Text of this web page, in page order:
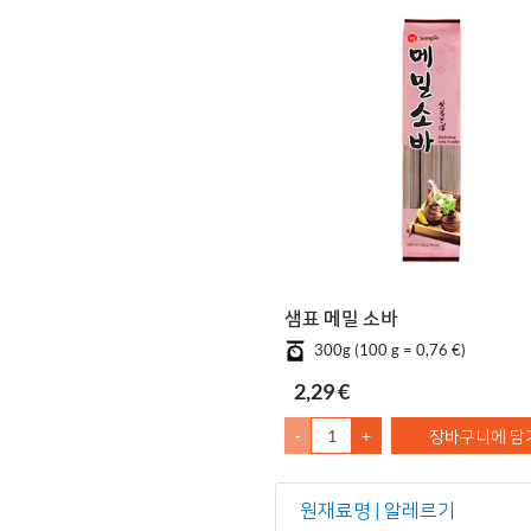
샘표 메밀 소바
300g (100 g = 0,76 €)
2,29 €
- + 장바구니에 담
원재료명 | 알레르기